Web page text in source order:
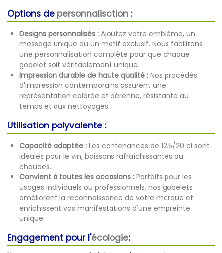
Options de personnalisation :
Designs personnalisés : Ajoutez votre emblème, un
message unique ou un motif exclusif. Nous facilitons
une personnalisation complète pour que chaque
gobelet soit véritablement unique.
Impression durable de haute qualité : Nos procédés
d'impression contemporains assurent une
représentation colorée et pérenne, résistante au
temps et aux nettoyages.
Utilisation polyvalente :
Capacité adaptée : Les contenances de 12.5/20 cl sont
idéales pour le vin, boissons rafraîchissantes ou
chaudes.
Convient à toutes les occasions : Parfaits pour les
usages individuels ou professionnels, nos gobelets
améliorent la reconnaissance de votre marque et
enrichissent vos manifestations d'une empreinte
unique.
Engagement pour l'écologie: